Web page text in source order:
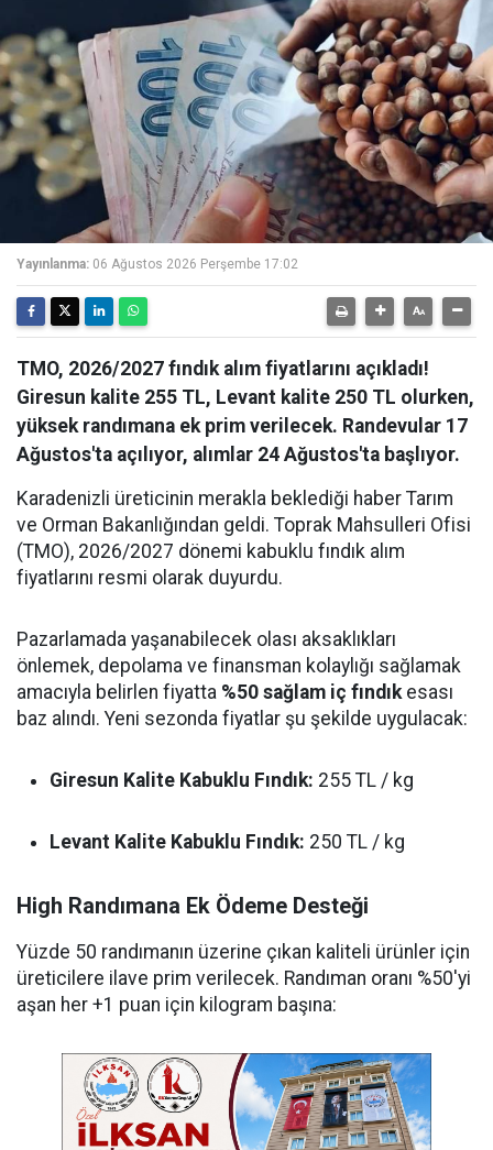
Yayınlanma: 06 Ağustos 2026 Perşembe 17:02
TMO, 2026/2027 fındık alım fiyatlarını açıkladı!
Giresun kalite 255 TL, Levant kalite 250 TL olurken,
yüksek randımana ek prim verilecek. Randevular 17
Ağustos'ta açılıyor, alımlar 24 Ağustos'ta başlıyor.
Karadenizli üreticinin merakla beklediği haber Tarım
ve Orman Bakanlığından geldi. Toprak Mahsulleri Ofisi
(TMO), 2026/2027 dönemi kabuklu fındık alım
fiyatlarını resmi olarak duyurdu.
Pazarlamada yaşanabilecek olası aksaklıkları
önlemek, depolama ve finansman kolaylığı sağlamak
amacıyla belirlen fiyatta %50 sağlam iç fındık esası
baz alındı. Yeni sezonda fiyatlar şu şekilde uygulacak:
Giresun Kalite Kabuklu Fındık: 255 TL / kg
Levant Kalite Kabuklu Fındık: 250 TL / kg
High Randımana Ek Ödeme Desteği
Yüzde 50 randımanın üzerine çıkan kaliteli ürünler için
üreticilere ilave prim verilecek. Randıman oranı %50'yi
aşan her +1 puan için kilogram başına: